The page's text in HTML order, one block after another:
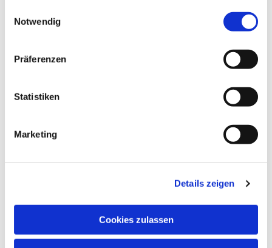
Notwendig
Präferenzen
Statistiken
Marketing
Details zeigen
Cookies zulassen